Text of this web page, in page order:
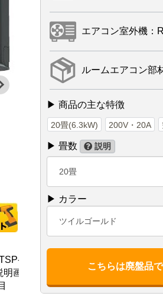
エアコン室外機：
ルームエアコン部
▶ 商品の主な特徴
20畳(6.3kW) 200V・20A
▶ 畳数 説明
20畳
▶ カラー
ツイルゴールド
こちらは廃盤品